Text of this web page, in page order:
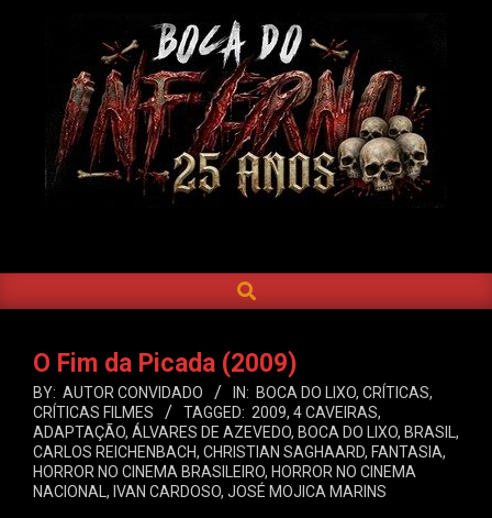
DO
INFERNO
Navigation
SEARCH
O Fim da Picada (2009)
BY: AUTOR CONVIDADO IN: BOCA DO LIXO, CRÍTICAS,
CRÍTICAS FILMES
TAGGED: 2009, 4 CAVEIRAS,
ADAPTAÇÃO, ÁLVARES DE AZEVEDO, BOCA DO LIXO, BRASIL ,
CARLOS REICHENBACH, CHRISTIAN SAGHAARD, FANTASIA,
HORROR NO CINEMA BRASILEIRO, HORROR NO CINEMA
NACIONAL , IVAN CARDOSO, JOSÉ MOJICA MARINS